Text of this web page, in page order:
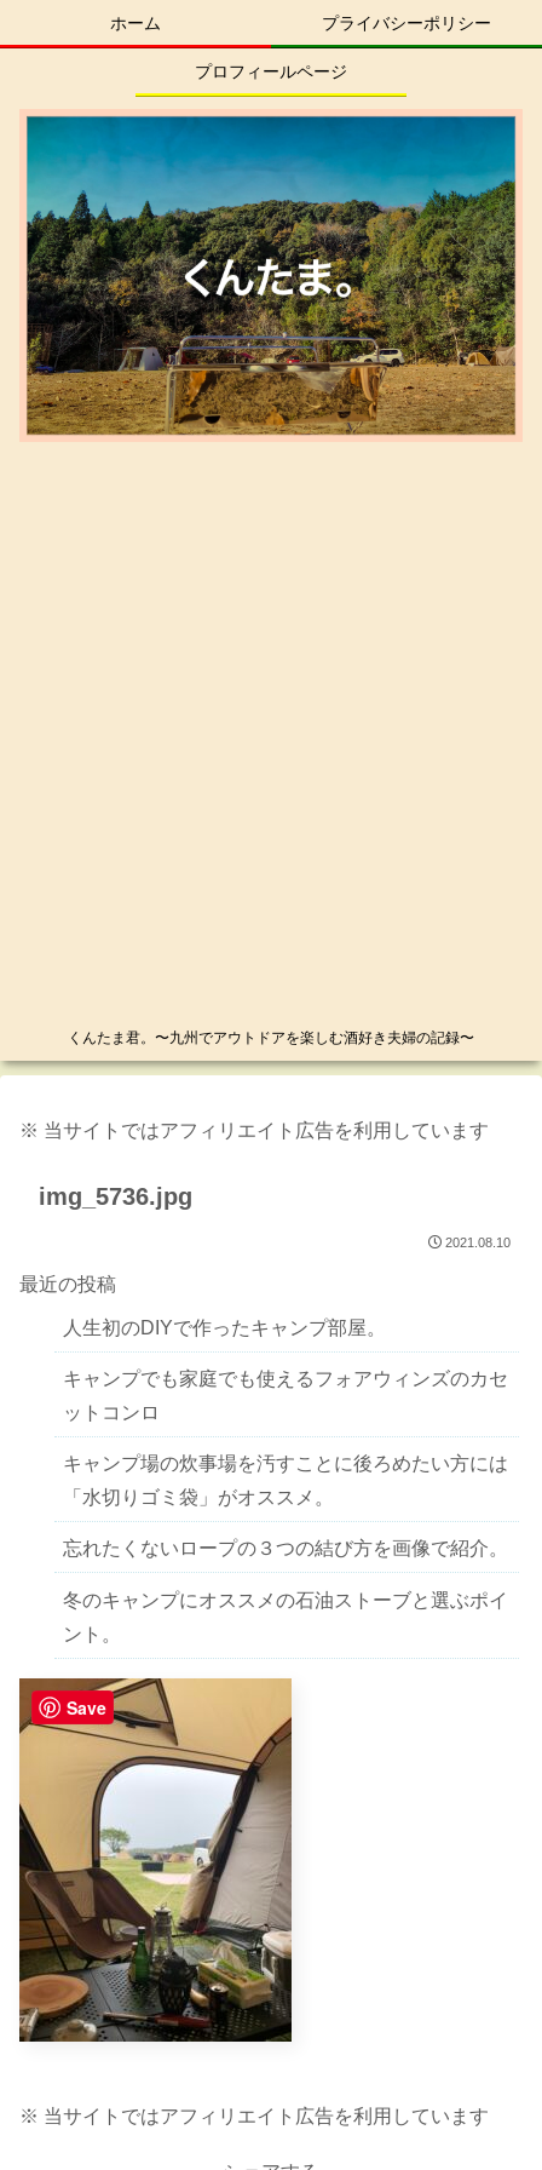
くんたま君。〜九州でアウトドアを楽しむ酒好き夫婦の記録〜
ホーム プライバシーポリシー
プロフィールページ
※ 当サイトではアフィリエイト広告を利用しています
img_5736.jpg
2021.08.10
最近の投稿
人生初のDIYで作ったキャンプ部屋。
キャンプでも家庭でも使えるフォアウィンズのカセ
ットコンロ
キャンプ場の炊事場を汚すことに後ろめたい方には
「水切りゴミ袋」がオススメ。
忘れたくないロープの３つの結び方を画像で紹介。
冬のキャンプにオススメの石油ストーブと選ぶポイ
ント。
※ 当サイトではアフィリエイト広告を利用しています
Save